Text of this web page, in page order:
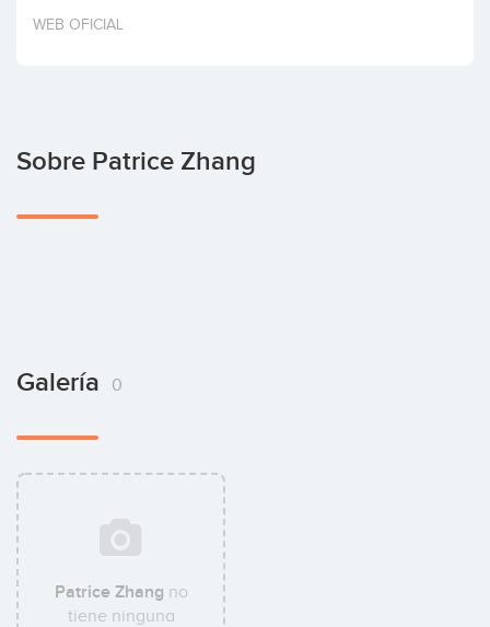
Invertir
WEB OFICIAL
Sobre Patrice Zhang
Galería 0
Patrice Zhang no
tiene ninguna